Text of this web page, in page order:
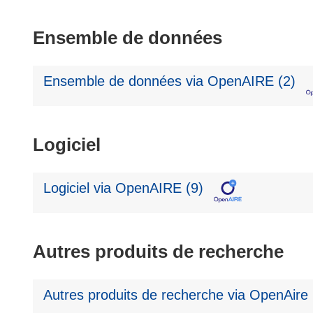
Ensemble de données
Ensemble de données via OpenAIRE (2)
Logiciel
Logiciel via OpenAIRE (9)
Autres produits de recherche
Autres produits de recherche via OpenAire